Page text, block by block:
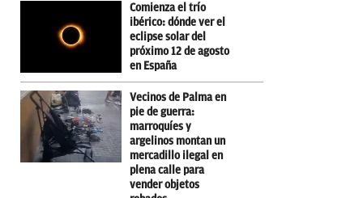
Comienza el trío
ibérico: dónde ver el
eclipse solar del
próximo 12 de agosto
en España
Vecinos de Palma en
pie de guerra:
marroquíes y
argelinos montan un
mercadillo ilegal en
plena calle para
vender objetos